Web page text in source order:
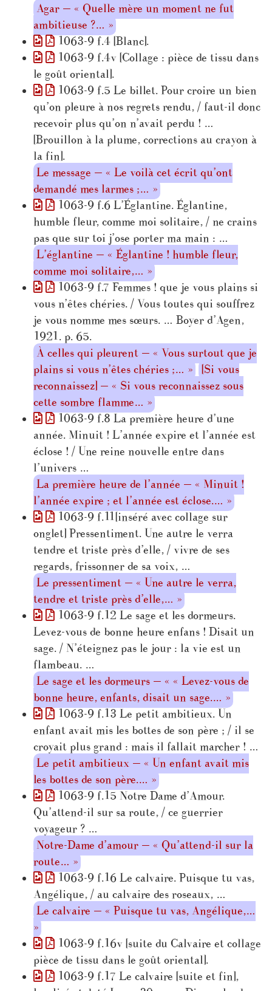
Agar — « Quelle mère un moment ne fut
ambitieuse ?… »
1063-9 f.4 [Blanc].
1063-9 f.4v [Collage : pièce de tissu dans
le goût oriental].
1063-9 f.5 Le billet. Pour croire un bien
qu’on pleure à nos regrets rendu, / faut-il donc
recevoir plus qu’on n’avait perdu ! …
[Brouillon à la plume, corrections au crayon à
la fin].
Le message — « Le voilà cet écrit qu’ont
demandé mes larmes ;… »
1063-9 f.6 L’Églantine. Églantine,
humble fleur, comme moi solitaire, / ne crains
pas que sur toi j’ose porter ma main : …
L’églantine — « Églantine ! humble fleur,
comme moi solitaire,… »
1063-9 f.7 Femmes ! que je vous plains si
vous n’êtes chéries. / Vous toutes qui souffrez
je vous nomme mes sœurs. … Boyer d’Agen,
1921. p. 65.
À celles qui pleurent — « Vous surtout que je
plains si vous n’êtes chéries ;… »
[Si vous
reconnaissez] — « Si vous reconnaissez sous
cette sombre flamme… »
1063-9 f.8 La première heure d’une
année. Minuit ! L’année expire et l’année est
éclose ! / Une reine nouvelle entre dans
l’univers …
La première heure de l’année — « Minuit !
l’année expire ; et l’année est éclose.… »
1063-9 f.11[inséré avec collage sur
onglet] Pressentiment. Une autre le verra
tendre et triste près d’elle, / vivre de ses
regards, frissonner de sa voix, …
Le pressentiment — « Une autre le verra,
tendre et triste près d’elle,… »
1063-9 f.12 Le sage et les dormeurs.
Levez-vous de bonne heure enfans ! Disait un
sage. / N’éteignez pas le jour : la vie est un
flambeau. …
Le sage et les dormeurs — « « Levez-vous de
bonne heure, enfants, disait un sage.… »
1063-9 f.13 Le petit ambitieux. Un
enfant avait mis les bottes de son père ; / il se
croyait plus grand : mais il fallait marcher ! …
Le petit ambitieux — « Un enfant avait mis
les bottes de son père.… »
1063-9 f.15 Notre Dame d’Amour.
Qu’attend-il sur sa route, / ce guerrier
voyageur ? …
Notre-Dame d’amour — « Qu’attend-il sur la
route… »
1063-9 f.16 Le calvaire. Puisque tu vas,
Angélique, / au calvaire des roseaux, …
Le calvaire — « Puisque tu vas, Angélique,…
»
1063-9 f.16v [suite du Calvaire et collage
pièce de tissu dans le goût oriental].
1063-9 f.17 Le calvaire [suite et fin],